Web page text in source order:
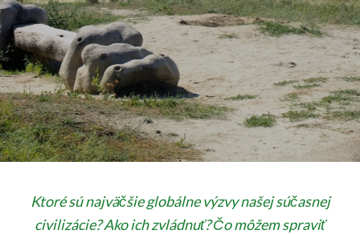
Ktoré sú najväčšie globálne výzvy našej súčasnej
civilizácie? Ako ich zvládnuť? Čo môžem spraviť